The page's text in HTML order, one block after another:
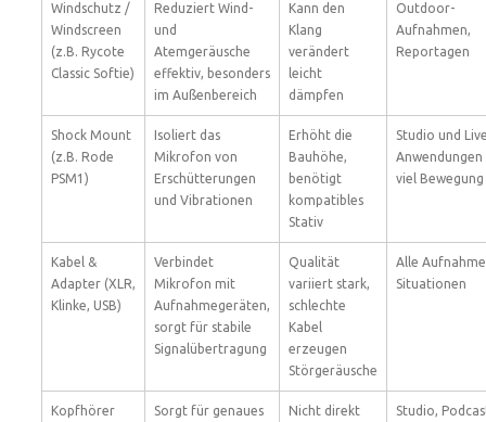
Windschutz /
Windscreen
(z.B. Rycote
Classic Softie)
Reduziert Wind-
und
Atemgeräusche
effektiv, besonders
im Außenbereich
Kann den
Klang
verändert
leicht
dämpfen
Outdoor-
Aufnahmen,
Reportagen
Shock Mount
(z.B. Rode
PSM1)
Isoliert das
Mikrofon von
Erschütterungen
und Vibrationen
Erhöht die
Bauhöhe,
benötigt
kompatibles
Stativ
Studio und
viel Bewegung
Kabel &
Adapter (XLR,
Klinke, USB)
Verbindet
Mikrofon mit
Aufnahmegeräten,
sorgt für stabile
Signalübertragung
Qualität
variiert stark,
schlechte
Kabel
erzeugen
Störgeräusche
Alle
Situationen
Kopfhörer
Sorgt für genaues
Nicht direkt
Studio,